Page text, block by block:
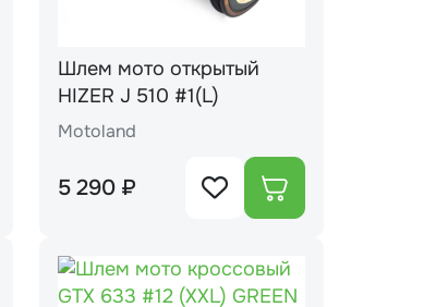
Шлем мото открытый
HIZER J 510 #1(L)
Motoland
5 290 ₽